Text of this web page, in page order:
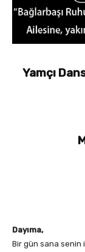
Yamçı
Dayıma,
Bir gün sana senin